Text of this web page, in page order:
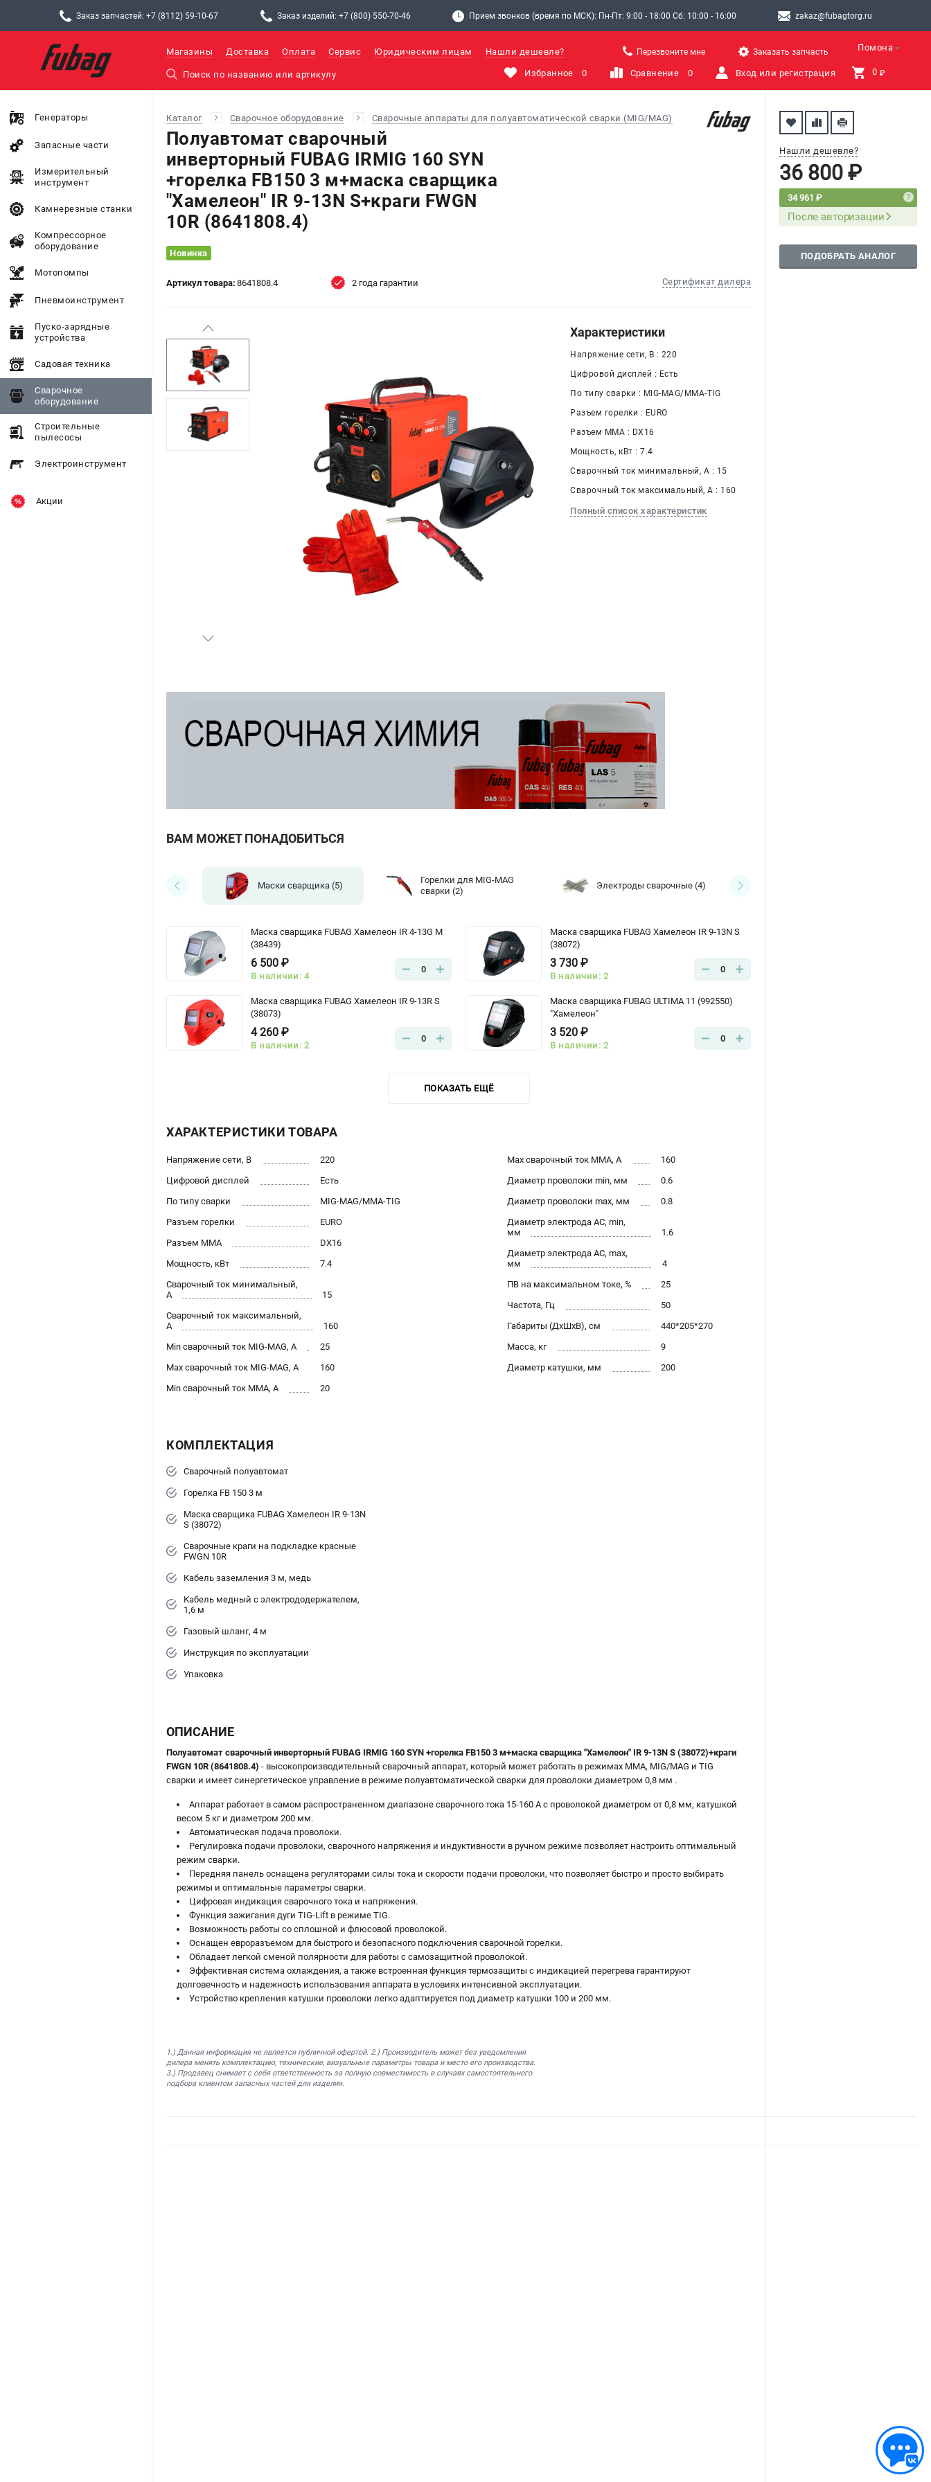
Заказ запчастей: +7 (8112) 59-10-67 Заказ изделий: +7 (800) 550-70-46 Прием звонков (время по МСК): Пн-Пт: 9:00 - 18:00 Сб: 10:00 - 16:00 zakaz@fubagtorg.ru
Помона
Магазины Доставка Оплата Сервис Юридическим лицам Нашли дешевле? Перезвоните мне Заказать запчасть
Избранное 0 Сравнение 0 Вход или регистрация 0 ₽
Генераторы
Запасные части
Измерительный
инструмент
Камнерезные станки
Компрессорное
оборудование
Мотопомпы
Пневмоинструмент
Пуско-зарядные
устройства
Садовая техника
Сварочное
оборудование
Строительные
пылесосы
Электроинструмент
Акции
Каталог Сварочное оборудование Сварочные аппараты для полуавтоматической сварки (MIG/MAG)
Полуавтомат сварочный
инверторный FUBAG IRMIG 160 SYN
+горелка FB150 3 м+маска сварщика
"Хамелеон" IR 9-13N S+краги FWGN
10R (8641808.4)
Новинка
Артикул товара: 8641808.4 Сертификат дилера
2 года гарантии
Нашли дешевле?
36 800 ₽
34 961 ₽
После авторизации
ПОДОБРАТЬ АНАЛОГ
Характеристики
Напряжение сети, В : 220
Цифровой дисплей : Есть
По типу сварки : MIG-MAG/MMA-TIG
Разъем горелки : EURO
Разъем ММА : DX16
Мощность, кВт : 7.4
Сварочный ток минимальный, А : 15
Сварочный ток максимальный, А : 160
Полный список характеристик
ВАМ МОЖЕТ ПОНАДОБИТЬСЯ
Маски сварщика (5)
Горелки для MIG-MAG
сварки (2)
Электроды сварочные (4)
Маска сварщика FUBAG Хамелеон IR 4-13G M
(38439)
6 500 ₽
В наличии: 4
0
Маска сварщика FUBAG Хамелеон IR 9-13N S
(38072)
3 730 ₽
В наличии: 2
0
Маска сварщика FUBAG Хамелеон IR 9-13R S
(38073)
4 260 ₽
В наличии: 2
0
Маска сварщика FUBAG ULTIMA 11 (992550)
"Хамелеон"
3 520 ₽
В наличии: 2
0
ПОКАЗАТЬ ЕЩЁ
ХАРАКТЕРИСТИКИ ТОВАРА
Напряжение сети, В
220
Цифровой дисплей
Есть
По типу сварки
MIG-MAG/MMA-TIG
Разъем горелки
EURO
Разъем ММА
DX16
Мощность, кВт
7.4
Сварочный ток минимальный,
А
15
Сварочный ток максимальный,
А
160
Min сварочный ток MIG-MAG, А
25
Max сварочный ток MIG-MAG, А
160
Min сварочный ток ММА, А
20
Max сварочный ток ММА, А
160
Диаметр проволоки min, мм
0.6
Диаметр проволоки max, мм
0.8
Диаметр электрода AC, min,
мм
1.6
Диаметр электрода AC, max,
мм
4
ПВ на максимальном токе, %
25
Частота, Гц
50
Габариты (ДхШхВ), см
440*205*270
Масса, кг
9
Диаметр катушки, мм
200
КОМПЛЕКТАЦИЯ
Сварочный полуавтомат
Горелка FB 150 3 м
Маска сварщика FUBAG Хамелеон IR 9-13N
S (38072)
Сварочные краги на подкладке красные
FWGN 10R
Кабель заземления 3 м, медь
Кабель медный с электрододержателем,
1,6 м
Газовый шланг, 4 м
Инструкция по эксплуатации
Упаковка
ОПИСАНИЕ
Полуавтомат сварочный инверторный FUBAG IRMIG 160 SYN +горелка FB150 3 м+маска сварщика "Хамелеон" IR 9-13N S (38072)+краги
FWGN 10R (8641808.4) - высокопроизводительный сварочный аппарат, который может работать в режимах ММА, MIG/MAG и TIG
сварки и имеет синергетическое управление в режиме полуавтоматической сварки для проволоки диаметром 0,8 мм .
Аппарат работает в самом распространенном диапазоне сварочного тока 15-160 А с проволокой диаметром от 0,8 мм, катушкой
весом 5 кг и диаметром 200 мм.
Автоматическая подача проволоки.
Регулировка подачи проволоки, сварочного напряжения и индуктивности в ручном режиме позволяет настроить оптимальный
режим сварки.
Передняя панель оснащена регуляторами силы тока и скорости подачи проволоки, что позволяет быстро и просто выбирать
режимы и оптимальные параметры сварки.
Цифровая индикация сварочного тока и напряжения.
Функция зажигания дуги TIG-Lift в режиме TIG.
Возможность работы со сплошной и флюсовой проволокой.
Оснащен евроразъемом для быстрого и безопасного подключения сварочной горелки.
Обладает легкой сменой полярности для работы с самозащитной проволокой.
Эффективная система охлаждения, а также встроенная функция термозащиты с индикацией перегрева гарантируют
долговечность и надежность использования аппарата в условиях интенсивной эксплуатации.
Устройство крепления катушки проволоки легко адаптируется под диаметр катушки 100 и 200 мм.
1.) Данная информация не является публичной офертой. 2.) Производитель может без уведомления
дилера менять комплектацию, технические, визуальные параметры товара и место его производства.
3.) Продавец снимает с себя ответственность за полную совместимость в случаях самостоятельного
подбора клиентом запасных частей для изделия.